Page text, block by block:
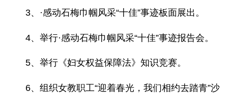
3、·感动石梅巾帼风采“十佳”事迹板面展出。
4、举行·感动石梅巾帼风采“十佳”事迹报告会。
5、举行《妇女权益保障法》知识竞赛。
6、组织女教职工“迎着春光，我们相约去踏青”沙